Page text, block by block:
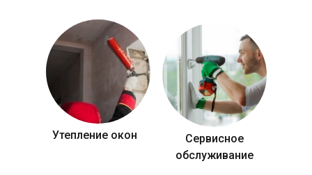
Утепление окон
Сервисное
обслуживание